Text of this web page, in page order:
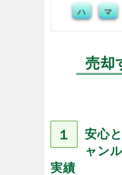
ハ マ
売却
１
安心
ャン
実績